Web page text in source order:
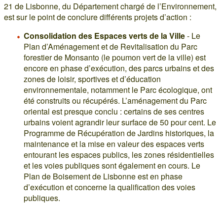
21 de Lisbonne, du Département chargé de l’Environnement,
est sur le point de conclure différents projets d’action :
Consolidation des Espaces verts de la Ville- Le
Plan d’Aménagement et de Revitalisation du Parc
forestier de Monsanto (le poumon vert de la ville) est
encore en phase d’exécution, des parcs urbains et des
zones de loisir, sportives et d’éducation
environnementale, notamment le Parc écologique, ont
été construits ou récupérés. L’aménagement du Parc
oriental est presque conclu : certains de ses centres
urbains voient agrandir leur surface de 50 pour cent. Le
Programme de Récupération de Jardins historiques, la
maintenance et la mise en valeur des espaces verts
entourant les espaces publics, les zones résidentielles
et les voies publiques sont également en cours. Le
Plan de Boisement de Lisbonne est en phase
d’exécution et concerne la qualification des voies
publiques.